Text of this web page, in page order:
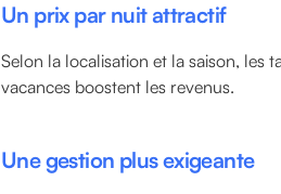
Un prix par nuit attractif
Selon la localisation et la saison, les
vacances boostent les revenus.
Une gestion plus exigeante